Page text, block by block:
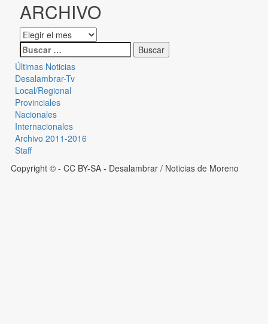
ARCHIVO
Últimas Noticias
Desalambrar-Tv
Local/Regional
Provinciales
Nacionales
Internacionales
Archivo 2011-2016
Staff
Copyright © - CC BY-SA - Desalambrar / Noticias de Moreno